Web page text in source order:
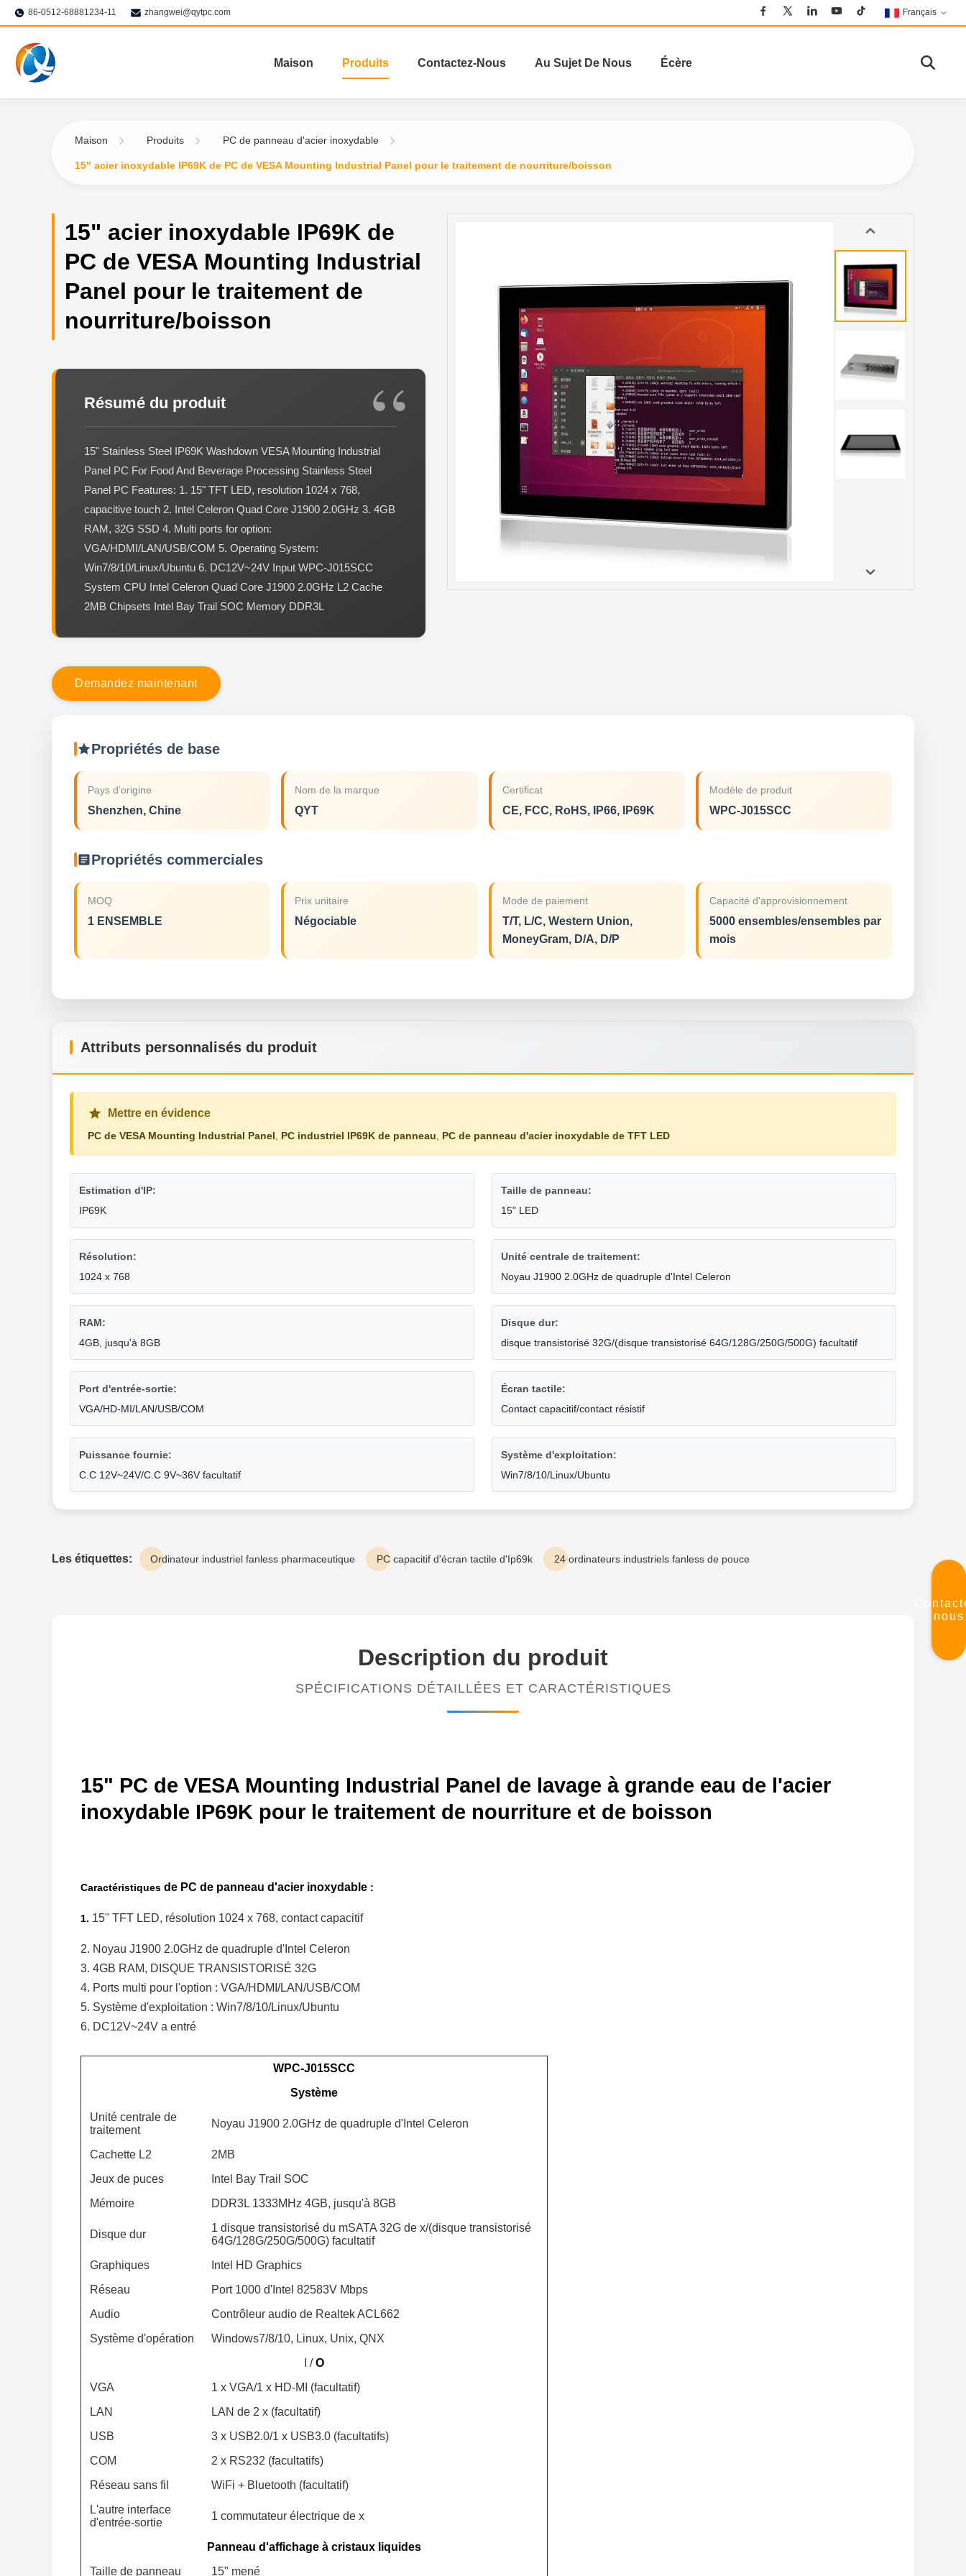
86-0512-68881234-11 zhangwei@qytpc.com Français
Maison Produits Contactez-Nous Au Sujet De Nous Écère
nous
Maison Produits PC de panneau d'acier inoxydable
15" acier inoxydable IP69K de PC de VESA Mounting Industrial Panel pour le traitement de nourriture/boisson
15" acier inoxydable IP69K de
PC de VESA Mounting Industrial
Panel pour le traitement de
nourriture/boisson
Résumé du produit
15" Stainless Steel IP69K Washdown VESA Mounting Industrial
Panel PC For Food And Beverage Processing Stainless Steel
Panel PC Features: 1. 15" TFT LED, resolution 1024 x 768,
capacitive touch 2. Intel Celeron Quad Core J1900 2.0GHz 3. 4GB
RAM, 32G SSD 4. Multi ports for option:
VGA/HDMI/LAN/USB/COM 5. Operating System:
Win7/8/10/Linux/Ubuntu 6. DC12V~24V Input WPC-J015SCC
System CPU Intel Celeron Quad Core J1900 2.0GHz L2 Cache
2MB Chipsets Intel Bay Trail SOC Memory DDR3L
Demandez maintenant
Propriétés de base
Pays d'origine
Shenzhen, Chine
Nom de la marque
QYT
Certificat
CE, FCC, RoHS, IP66, IP69K
Modèle de produit
WPC-J015SCC
Propriétés commerciales
MOQ
1 ENSEMBLE
Prix unitaire
Négociable
Mode de paiement
T/T, L/C, Western Union,
MoneyGram, D/A, D/P
Capacité d'approvisionnement
5000 ensembles/ensembles par
mois
Attributs personnalisés du produit
Mettre en évidence
PC de VESA Mounting Industrial Panel, PC industriel IP69K de panneau, PC de panneau d'acier inoxydable de TFT LED
Estimation d'IP:
IP69K
Taille de panneau:
15" LED
Résolution:
1024 x 768
Unité centrale de traitement:
Noyau J1900 2.0GHz de quadruple d'Intel Celeron
RAM:
4GB, jusqu'à 8GB
Disque dur:
disque transistorisé 32G/(disque transistorisé 64G/128G/250G/500G) facultatif
Port d'entrée-sortie:
VGA/HD-MI/LAN/USB/COM
Écran tactile:
Contact capacitif/contact résistif
Puissance fournie:
C.C 12V~24V/C.C 9V~36V facultatif
Système d'exploitation:
Win7/8/10/Linux/Ubuntu
Les étiquettes: Ordinateur industriel fanless pharmaceutique PC capacitif d'écran tactile d'Ip69k 24 ordinateurs industriels fanless de pouce
Description du produit
SPÉCIFICATIONS DÉTAILLÉES ET CARACTÉRISTIQUES
15" PC de VESA Mounting Industrial Panel de lavage à grande eau de l'acier
inoxydable IP69K pour le traitement de nourriture et de boisson
Caractéristiques de PC de panneau d'acier inoxydable :
1. 15" TFT LED, résolution 1024 x 768, contact capacitif
2. Noyau J1900 2.0GHz de quadruple d'Intel Celeron
3. 4GB RAM, DISQUE TRANSISTORISÉ 32G
4. Ports multi pour l'option : VGA/HDMI/LAN/USB/COM
5. Système d'exploitation : Win7/8/10/Linux/Ubuntu
6. DC12V~24V a entré
WPC-J015SCC
Système
Unité centrale de
traitement
Noyau J1900 2.0GHz de quadruple d'Intel Celeron
Cachette L2
2MB
Jeux de puces
Intel Bay Trail SOC
Mémoire
DDR3L 1333MHz 4GB, jusqu'à 8GB
Disque dur
1 disque transistorisé du mSATA 32G de x/(disque transistorisé
64G/128G/250G/500G) facultatif
Graphiques
Intel HD Graphics
Réseau
Port 1000 d'Intel 82583V Mbps
Audio
Contrôleur audio de Realtek ACL662
Système d'opération
Windows7/8/10, Linux, Unix, QNX
I /O
VGA
1 x VGA/1 x HD-MI (facultatif)
LAN
LAN de 2 x (facultatif)
USB
3 x USB2.0/1 x USB3.0 (facultatifs)
COM
2 x RS232 (facultatifs)
Réseau sans fil
WiFi + Bluetooth (facultatif)
L'autre interface
d'entrée-sortie
1 commutateur électrique de x
Panneau d'affichage à cristaux liquides
Taille de panneau
15" mené